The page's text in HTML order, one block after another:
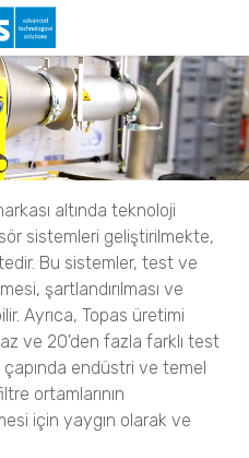
Tespiti
altında teknoloji
sistemleri geliştirilmekte,
Bu sistemler, test ve
şartlandırılması ve
Ayrıca, Topas üretimi
ve 20'den fazla farklı test
çapında endüstri ve temel
ortamlarının
için yaygın olarak ve